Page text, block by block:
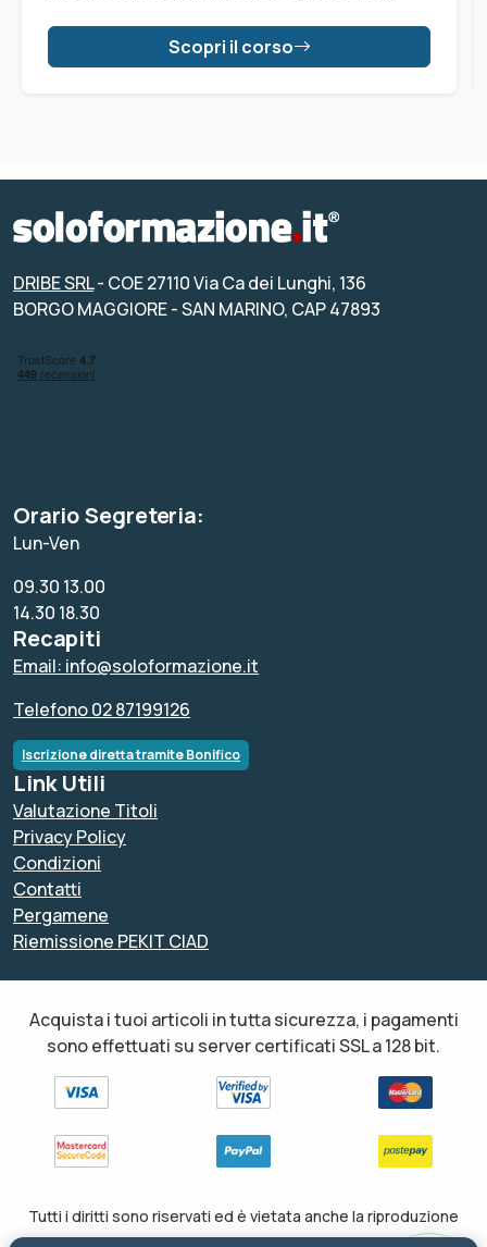
aggiungi 1 punto in graduatoria d'istituto o
provinciale (GPS)Scopri il corso
DRIBE SRL- COE 27110 Via Ca dei Lunghi, 136
BORGO MAGGIORE - SAN MARINO, CAP 47893
Orario Segreteria:
Lun-Ven
09.30 13.00
14.30 18.30
Recapiti
Email: info@soloformazione.it
Telefono 02 87199126
Iscrizione diretta tramite Bonifico
Link Utili
Valutazione Titoli
Privacy Policy
Condizioni
Contatti
Pergamene
Riemissione PEKIT CIAD
Acquista i tuoi articoli in tutta sicurezza, i pagamenti
sono effettuati su server certificati SSL a 128 bit.
Tutti i diritti sono riservati ed è vietata anche la riproduzione
parziale. Il layout e le schede informative, sia web che inviate via